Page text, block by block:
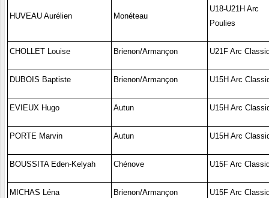
HUVEAU Aurélien Monéteau
U18-U21H Arc
Poulies
CHOLLET Louise Brienon/Armançon U21F Arc
DUBOIS Baptiste Brienon/Armançon U15H Arc
EVIEUX Hugo Autun U15H Arc
PORTE Marvin Autun U15H Arc
BOUSSITA Eden-Kelyah Chénove U15F Arc
MICHAS Léna Brienon/Armançon U15F Arc